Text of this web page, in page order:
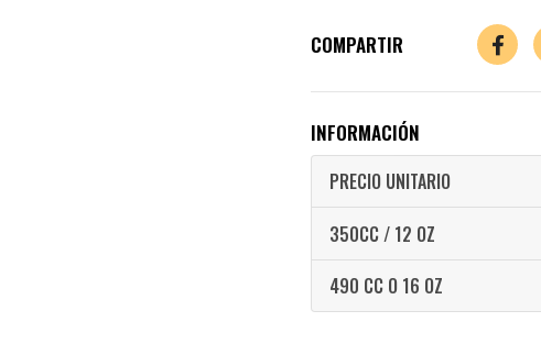
COMPARTIR
INFORMACIÓN
PRECIO UNITARIO
350CC / 12 OZ
490 CC O 16 OZ